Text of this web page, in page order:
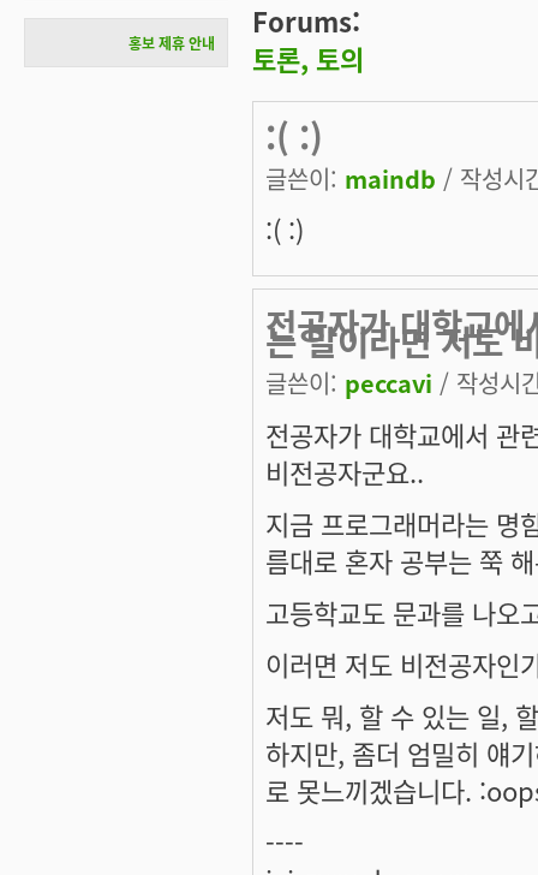
Forums:
토론, 토의
:( :)
글쓴이: maindb / 작성시
:( :)
전공자가 대학교
는 말이라면 저도
글쓴이: peccavi / 작성시
전공자가 대학교에서 관
비전공자군요..
지금 프로그래머라는 명
름대로 혼자 공부는 쭉
고등학교도 문과를 나오
이러면 저도 비전공자인
저도 뭐, 할 수 있는 일,
하지만, 좀더 엄밀히 얘
로 못느끼겠습니다.
----
홍보 제휴 안내